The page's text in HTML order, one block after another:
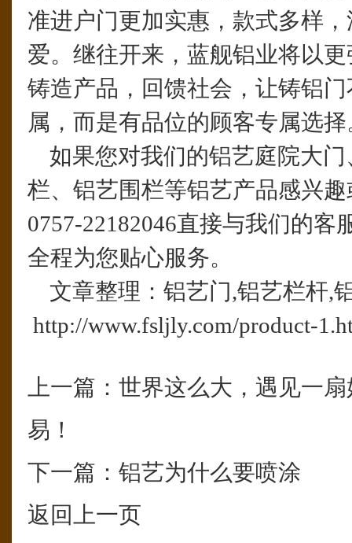
准进户门更加实惠，款式多样
爱。继往开来，蓝舰铝业将以
铸造产品，回馈社会，让铸铝
属，而是有品位的顾客专属选择
如果您对我们的铝艺庭院大门
栏、铝艺围栏等铝艺产品感兴
0757-22182046直接与我们的客
全程为您贴心服务。
文章整理：铝艺门,铝艺栏杆,
http://www.fsljly.com/product-
上一篇： 世界这么大，遇见一
易！
下一篇： 铝艺为什么要喷涂
返回上一页